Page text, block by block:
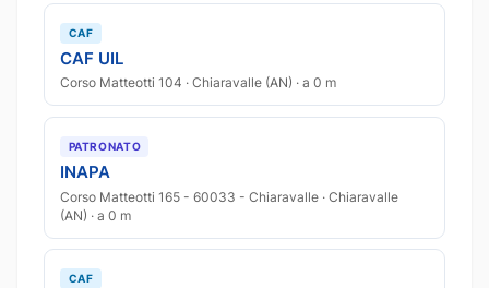
CAF
CAF UIL
Corso Matteotti 104 · Chiaravalle (AN) · a 0 m
PATRONATO
INAPA
Corso Matteotti 165 - 60033 - Chiaravalle · Chiaravalle
(AN) · a 0 m
CAF